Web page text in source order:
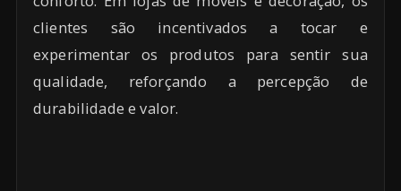
clientes são incentivados a tocar e
experimentar os produtos para sentir sua
qualidade, reforçando a percepção de
durabilidade e valor.